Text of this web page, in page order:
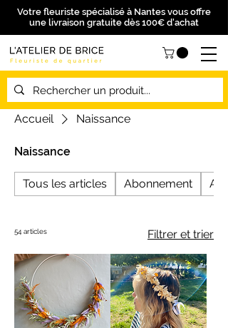
Votre fleuriste spécialisé à Nantes vous offre
une livraison gratuite dès 100€ d'achat
Accueil Naissance
Naissance
Tous les articles Abonnement
54 articles Filtrer et trier